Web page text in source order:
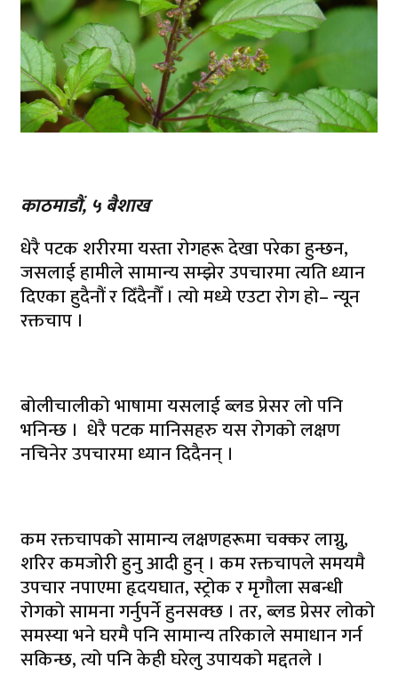
काठमाडौं, ५ बैशाख
धेरै पटक शरीरमा यस्ता रोगहरू देखा परेका हुन्छन,
जसलाई हामीले सामान्य सम्झेर उपचारमा त्यति ध्यान
दिएका हुदैनौं र दिँदैनौँ । त्यो मध्ये एउटा रोग हो– न्यून
रक्तचाप ।
बोलीचालीको भाषामा यसलाई ब्लड प्रेसर लो पनि
भनिन्छ । धेरै पटक मानिसहरु यस रोगको लक्षण
नचिनेर उपचारमा ध्यान दिदैनन् ।
कम रक्तचापको सामान्य लक्षणहरूमा चक्कर लाग्नु,
शरिर कमजोरी हुनु आदी हुन् । कम रक्तचापले समयमै
उपचार नपाएमा हृदयघात, स्ट्रोक र मृगौला सबन्धी
रोगको सामना गर्नुपर्ने हुनसक्छ । तर, ब्लड प्रेसर लोको
समस्या भने घरमै पनि सामान्य तरिकाले समाधान गर्न
सकिन्छ, त्यो पनि केही घरेलु उपायको मद्दतले ।